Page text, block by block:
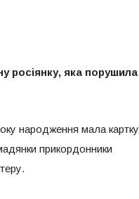
росіянку, яка порушила
народження мала картку
прикордонники